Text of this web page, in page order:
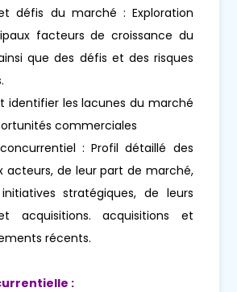
défis du marché : Exploration
facteurs de croissance du
que des défis et des risques
identifier les lacunes du marché
commerciales
: Profil détaillé des
acteurs, de leur part de marché,
stratégiques, de leurs
acquisitions. acquisitions et
récents.
: